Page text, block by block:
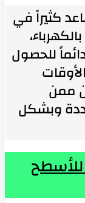
كثيراً في
للحصول
ممن
وبشكل